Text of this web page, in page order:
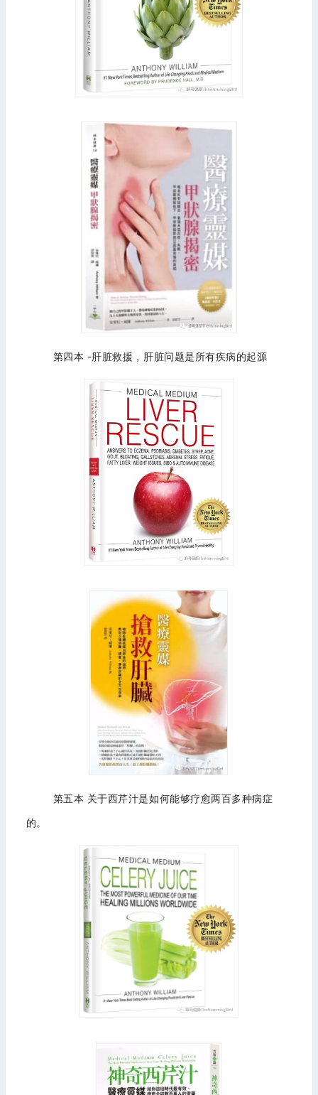
第四本 -肝脏救援，肝脏问题是所有疾病的起源
第五本 关于西芹汁是如何能够疗愈两百多种病症
的。